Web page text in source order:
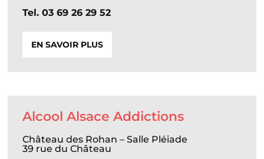
Tel. 03 69 26 29 52
EN SAVOIR PLUS
Alcool Alsace Addictions
Château des Rohan – Salle Pléiade
39 rue du Château